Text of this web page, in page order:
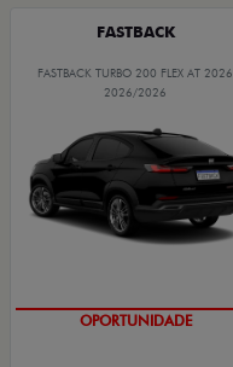
FASTBACK
FASTBACK TURBO 200 FLEX AT 2026
2026/2026
OPORTUNIDADE